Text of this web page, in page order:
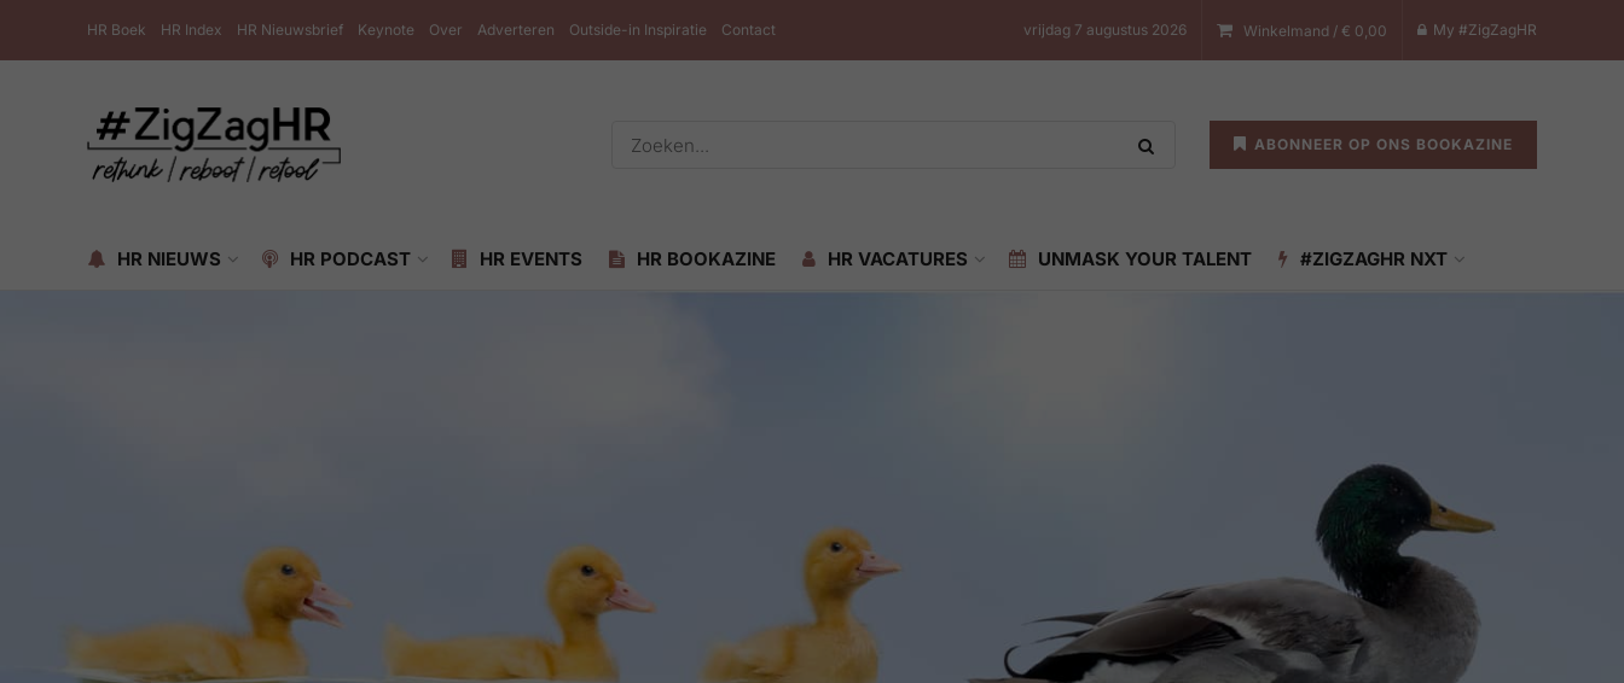
HR Boek HR Index HR Nieuwsbrief Keynote Over Adverteren Outside-in Inspiratie Contact vrijdag 7 augustus 2026 Winkelmand / € 0,00 My #ZigZagHR
ABONNEER OP ONS BOOKAZINE
HR NIEUWS HR PODCAST HR EVENTS HR BOOKAZINE HR VACATURES UNMASK YOUR TALENT #ZIGZAGHR NXT